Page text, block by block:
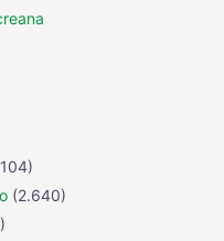
(2.640)